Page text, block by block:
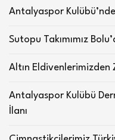
Antalyaspor
Sutopu Takımımız
Altın Eldivenlerimizden
Antalyaspor Kulübü
İlanı